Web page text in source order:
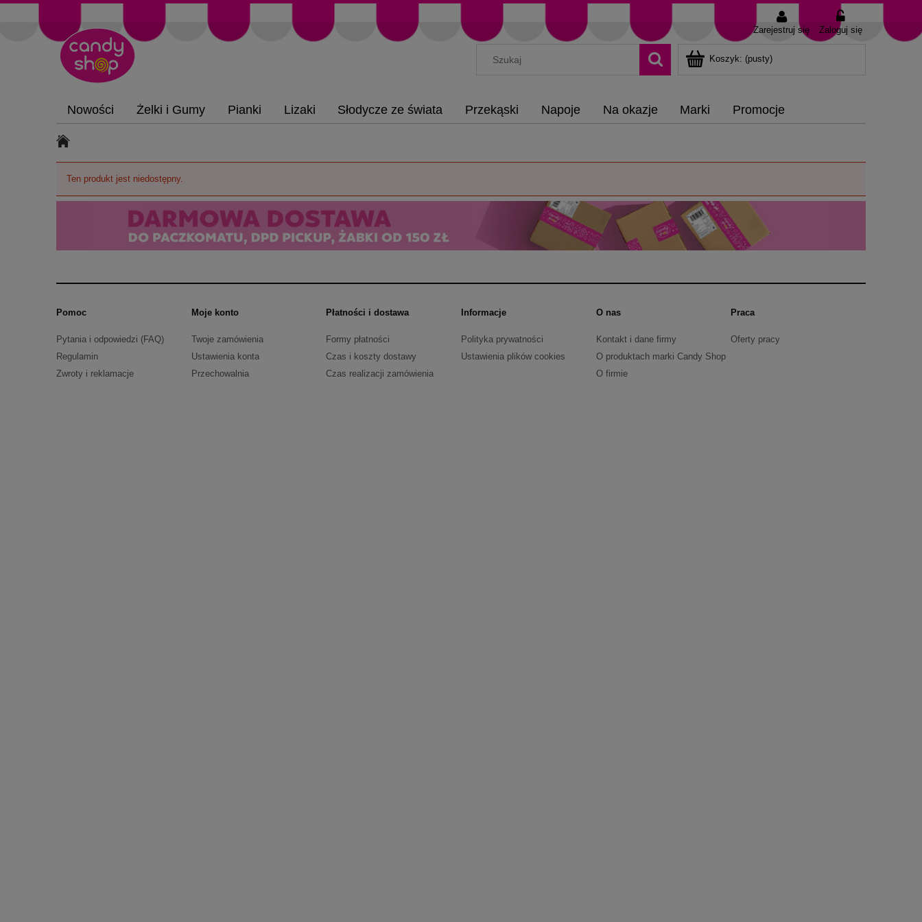
Zarejestruj się Zaloguj się
Koszyk: (pusty)
Nowości Żelki i Gumy Pianki Lizaki Słodycze ze świata Przekąski Napoje Na okazje Marki Promocje
Ten produkt jest niedostępny.
Pomoc
Pytania i odpowiedzi (FAQ)
Regulamin
Zwroty i reklamacje
Moje konto
Twoje zamówienia
Ustawienia konta
Przechowalnia
Płatności i dostawa
Formy płatności
Czas i koszty dostawy
Czas realizacji zamówienia
Informacje
Polityka prywatności
Ustawienia plików cookies
O nas
Kontakt i dane firmy
O produktach marki Candy Shop
O firmie
Praca
Oferty pracy